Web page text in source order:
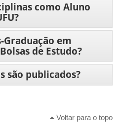
como Aluno
em
de Estudo?
são publicados?
Voltar para o topo